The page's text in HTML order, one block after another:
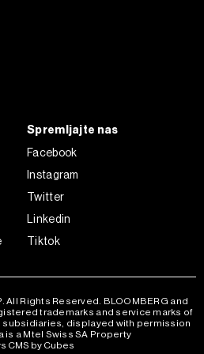
Spremljajte nas
Facebook
Instagram
Twitter
Linkedin
Tiktok
Rights Reserved. BLOOMBERG and
trademarks and service marks of
subsidiaries, displayed with permission
is a Mtel Swiss SA Property
CMS by Cubes